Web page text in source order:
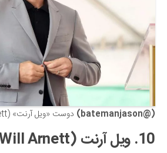
(@batemanjason) دوست «ویل آرنت» (Will Arnett).
10. ویل آرنت (Will Arnett)